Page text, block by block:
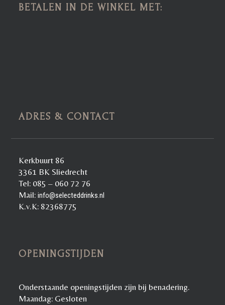
BETALEN IN DE WINKEL MET:
ADRES & CONTACT
Kerkbuurt 86
3361 BK Sliedrecht
Tel: 085 – 060 72 76
Mail:info@selecteddrinks.nl
K.v.K: 82368775
OPENINGSTIJDEN
Onderstaande openingstijden zijn bij benadering.
Maandag: Gesloten